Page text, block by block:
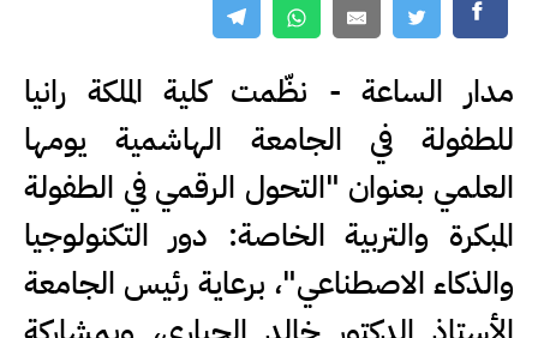
مدار الساعة - نظّمت كلية الملكة رانيا
للطفولة في الجامعة الهاشمية يومها
العلمي بعنوان "التحول الرقمي في الطفولة
المبكرة والتربية الخاصة: دور التكنولوجيا
والذكاء الاصطناعي"، برعاية رئيس الجامعة